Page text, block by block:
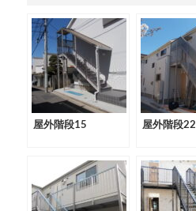
屋外階段15 屋外階段22